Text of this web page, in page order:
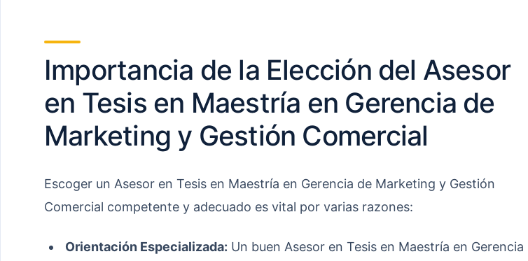
Importancia de la Elección del Asesor
en Tesis en Maestría en Gerencia de
Marketing y Gestión Comercial
Escoger un Asesor en Tesis en Maestría en Gerencia de Marketing y Gestión
Comercial competente y adecuado es vital por varias razones:
Orientación Especializada: Un buen Asesor en Tesis en Maestría en Gerencia